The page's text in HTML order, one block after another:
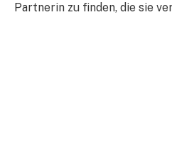
Partnerin zu finden, die sie